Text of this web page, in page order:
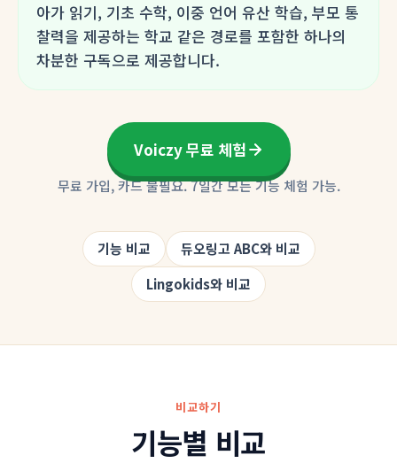
아가 읽기, 기초 수학, 이중 언어 유산 학습, 부모 통
찰력을 제공하는 학교 같은 경로를 포함한 하나의
차분한 구독으로 제공합니다.
Voiczy 무료 체험
무료 가입, 카드 불필요. 7일간 모든 기능 체험 가능.
기능 비교
듀오링고 ABC와 비교
Lingokids와 비교
비교하기
기능별 비교